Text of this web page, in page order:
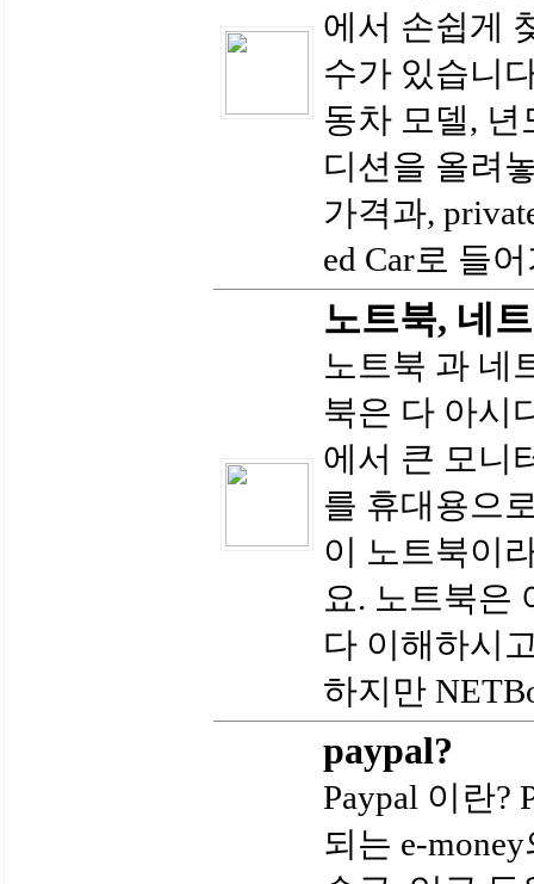
에서 손쉽게
수가 있습니
동차 모델,
디션을 올려
가격과,
ed Car로 들
노트북, 네
노트북 과 네
북은 다 아시
에서 큰 모니
를 휴대용으
이 노트북이
요. 노트북은
다 이해하시
하지만
paypal?
Paypal 이란?
되는 e-